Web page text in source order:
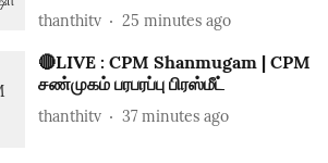
thanthitv 25 minutes ago
🔴LIVE : CPM Shanmugam | CPM
சண்முகம் பரபரப்பு பிரஸ்மீட்
thanthitv 37 minutes ago